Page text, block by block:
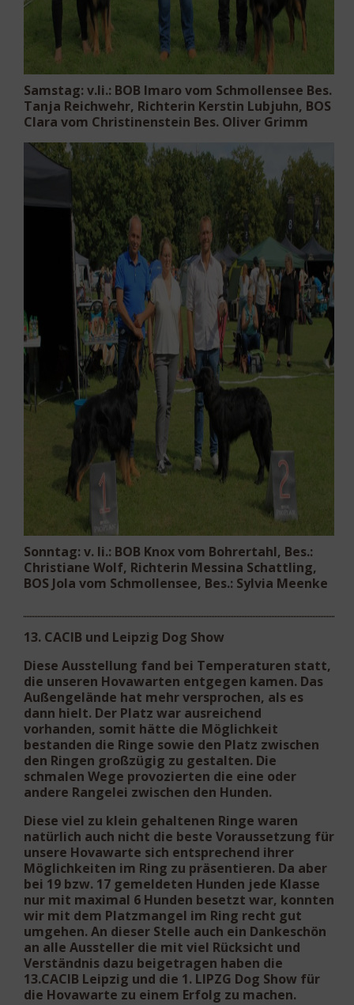
Samstag: v.li.: BOB Imaro vom Schmollensee Bes.
Tanja Reichwehr, Richterin Kerstin Lubjuhn, BOS
Clara vom Christinenstein Bes. Oliver Grimm
Sonntag: v. li.: BOB Knox vom Bohrertahl, Bes.:
Christiane Wolf, Richterin Messina Schattling,
BOS Jola vom Schmollensee, Bes.: Sylvia Meenke
13. CACIB und Leipzig Dog Show
Diese Ausstellung fand bei Temperaturen statt,
die unseren Hovawarten entgegen kamen. Das
Außengelände hat mehr versprochen, als es
dann hielt. Der Platz war ausreichend
vorhanden, somit hätte die Möglichkeit
bestanden die Ringe sowie den Platz zwischen
den Ringen großzügig zu gestalten. Die
schmalen Wege provozierten die eine oder
andere Rangelei zwischen den Hunden.
Diese viel zu klein gehaltenen Ringe waren
natürlich auch nicht die beste Voraussetzung für
unsere Hovawarte sich entsprechend ihrer
Möglichkeiten im Ring zu präsentieren. Da aber
bei 19 bzw. 17 gemeldeten Hunden jede Klasse
nur mit maximal 6 Hunden besetzt war, konnten
wir mit dem Platzmangel im Ring recht gut
umgehen. An dieser Stelle auch ein Dankeschön
an alle Aussteller die mit viel Rücksicht und
Verständnis dazu beigetragen haben die
13.CACIB Leipzig und die 1. LIPZG Dog Show für
die Hovawarte zu einem Erfolg zu machen.